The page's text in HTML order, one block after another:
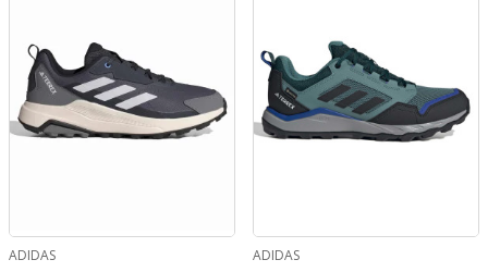
ADIDAS ADIDAS